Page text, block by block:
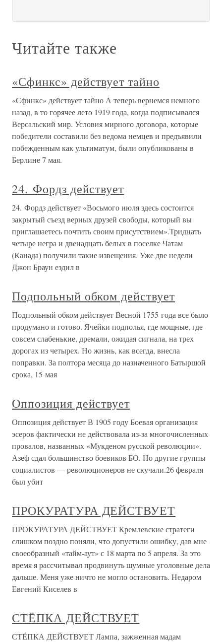
Читайте также
«Сфинкс» действует тайно
«Сфинкс» действует тайно А теперь вернемся немного
назад, в то горячее лето 1919 года, когда подписывался
Версальский мир. Условия мирного договора, которые
победители составили без ведома немцев и предъявили
побежденным как ультиматум, были опубликованы в
Берлине 7 мая.
24. Фордз действует
24. Фордз действует «Восьмого июля здесь состоится
закрытый съезд верных друзей свободы, который вы
приглашаетесь почтить своим присутствием».Тридцать
четыре негра и двенадцать белых в поселке Чатам
(Канада) получили такие извещения. Уже две недели
Джон Браун ездил в
Подпольный обком действует
Подпольный обком действует Весной 1755 года все было
продумано и готово. Ячейки подполья, где мощные, где
совсем слабенькие, дремали, ожидая сигнала, на трех
дорогах из четырех. Но жизнь, как всегда, внесла
поправки. За полтора месяца до назначенного Батыршой
срока, 15 мая
Оппозиция действует
Оппозиция действует В 1905 году Боевая организация
эсеров фактически не действовала из-за многочисленных
провалов, названных «Мукденом русской революции».
Азеф сдал большинство боевиков БО. Но другие группы
социалистов — революционеров не скучали.26 февраля
был убит
ПРОКУРАТУРА ДЕЙСТВУЕТ
ПРОКУРАТУРА ДЕЙСТВУЕТ Кремлевские стратеги
слишком поздно поняли, что допустили ошибку, дав мне
своеобразный «тайм-аут» с 18 марта по 5 апреля. За это
время я рассчитывал продвинуть шумные уголовные дела
дальше. Меня уже ничто не могло остановить. Недаром
Евгений Киселев в
СТЁПКА ДЕЙСТВУЕТ
СТЁПКА ДЕЙСТВУЕТ Лампа, зажженная мадам